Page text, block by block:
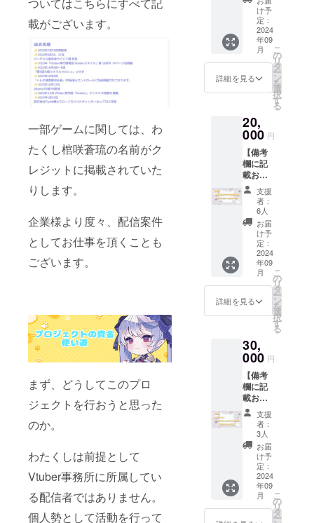
載がございます。
一部ゲームに関しては、わ
たくし棺咲蒼琉の名前がク
レジットに掲載されていた
りします。
企業様より度々、配信案件
としてお仕事を頂くことも
ございます。
まず、どうしてこのプロ
ジェクトを行おうと思った
のか。
わたくしは前提として
Vtuber事務所に所属してい
る配信者ではありません。
個人勢として活動を行って
しま
す。 提
供方
法：
メール
にURL
を記載
間：3~5
分間程
度 発送
方法：
ヤマト
運輸の
匿名配
送サー
ビスを
利用い
たしま
す。
せん。
提供方
法：
メール
にURL
を記載
しま
す。 発
送方
マト運
輸の匿
名配送
サービ
スを利
用いた
しま
す。
【備考
欄に記
載お願
い致し
ます】
壁紙の
種類は
何が良
いです
その他
（ご記
載お願
い致し
ます）
・クレ
ジッ
ト、お
名前を
読み上
げるこ
とは可
能です
か。 可/
不可 ・
読み上
け予
定：
2024
年09
月
詳細を見る
こ
の
リ
タ
ー
ン
を
選
択
す
る
20,
000 円
【備考
欄に記
載お願
い致し
ます】
・クレ
ジッ
ト、お
名前を
読み上
げるこ
とは可
能です
か。 可/
不可 ・
読み上
なお名
前をお
願い致
しま
す。 提
供方
法：
メール
にURL
を記載
しま
す。 発
送方
法：ヤ
マト運
輸の匿
支援
者：
6人
お届
け予
定：
2024
年09
月
詳細を見る
こ
の
リ
タ
ー
ン
を
選
択
す
る
30,
000 円
【備考
欄に記
載お願
い致し
ます】
・クレ
ジッ
ト、お
名前を
読み上
げるこ
とは可
能です
支援
者：
3人
お届
け予
定：
2024
年09
月
こ
の
リ
タ
ー